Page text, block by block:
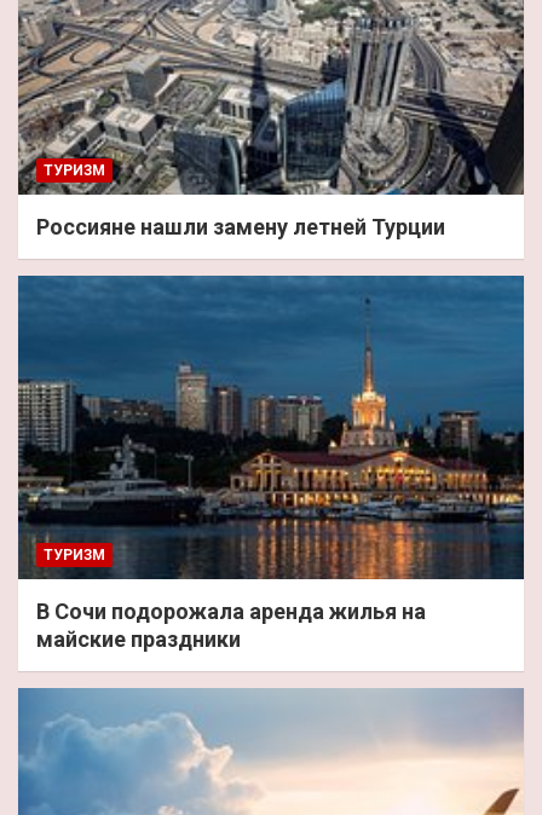
ТУРИЗМ
Россияне нашли замену летней Турции
ТУРИЗМ
В Сочи подорожала аренда жилья на
майские праздники